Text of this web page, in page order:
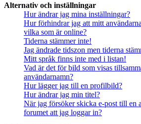
Alternativ och inställningar
Hur ändrar jag mina inställningar?
Hur förhindrar jag att mitt
vilka som är online?
Tiderna stämmer inte!
Jag ändrade tidszon men tiderna
Mitt språk finns inte med i listan!
Vad är det för bild som visas
användarnamn?
Hur lägger jag till en profilbild?
Hur ändrar jag min titel?
När jag försöker skicka e-post till en
forumet att jag loggar in?